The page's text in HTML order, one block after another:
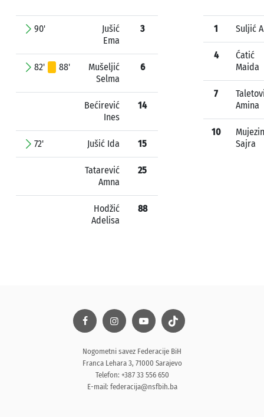
90'
Jušić
Ema
3
82' 88'
Mušeljić
Selma
6
Bećirević
Ines
14
72' Jušić Ida 15
Tatarević
Amna
25
Hodžić
Adelisa
88
1 Suljić
4
Ćatić
Maida
7
Amina
10
Sajra
Nogometni savez Federacije BiH
Franca Lehara 3, 71000 Sarajevo
Telefon: +387 33 556 650
E-mail: federacija@nsfbih.ba